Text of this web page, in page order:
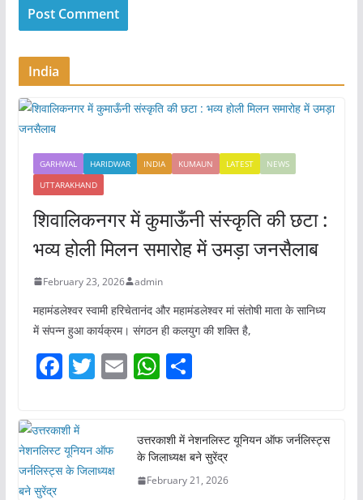
India
GARHWAL HARIDWAR INDIA KUMAUN LATEST
NEWS
UTTARAKHAND
शिवालिकनगर में कुमाऊँनी संस्कृति की छटा :
भव्य होली मिलन समारोह में उमड़ा जनसैलाब
February 23, 2026 admin
महामंडलेश्वर स्वामी हरिचेतानंद और महामंडलेश्वर मां संतोषी माता के सानिध्य
में संपन्न हुआ कार्यक्रम। संगठन ही कलयुग की शक्ति है,
F
c
e
b
T
er
E W
s
A
S
e
उत्तरकाशी में नेशनलिस्ट यूनियन ऑफ जर्नलिस्ट्स
के जिलाध्यक्ष बने सुरेंद्र
February 21, 2026